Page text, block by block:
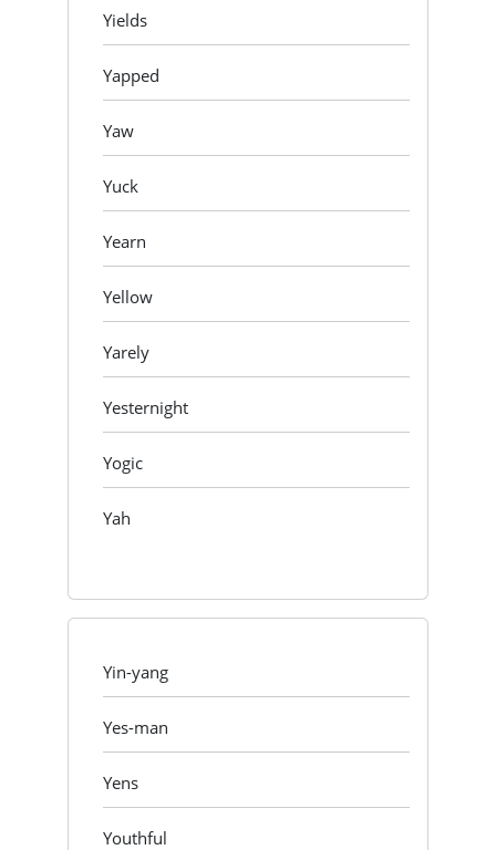
Yields
Yapped
Yaw
Yuck
Yearn
Yellow
Yarely
Yesternight
Yogic
Yah
Yin-yang
Yes-man
Yens
Youthful